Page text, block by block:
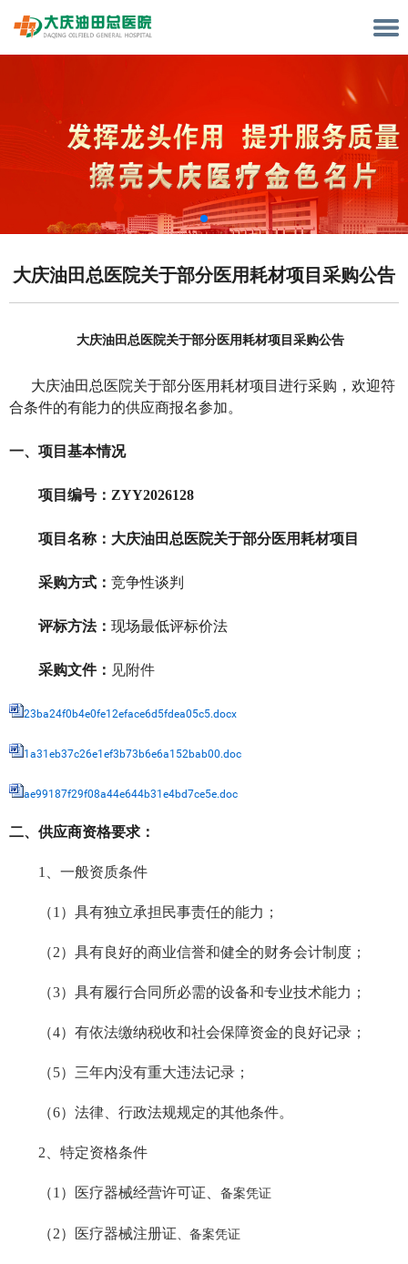
大庆油田总医院关于部分医用耗材项目采购公告
大庆油田总医院关于部分医用耗材项目 采购公告
大庆油田总医院关于部分医用耗材项目 进行采购，欢迎符
合条件的有能力的供应商报名参加。
一、项目基本情况
项目编号： ZYY2026128
项目名称： 大庆油田总医院关于部分医用耗材项目
采购方式： 竞争性谈判
评标方法： 现场最低评标价法
采购文件： 见附件
23ba24f0b4e0fe12eface6d5fdea05c5.docx
1a31eb37c26e1ef3b73b6e6a152bab00.doc
ae99187f29f08a44e644b31e4bd7ce5e.doc
二、供应商资格要求：
1 、一般资质条件
（1）具有独立承担民事责任的能力；
（2）具有良好的商业信誉和健全的财务会计制度；
（3）具有履行合同所必需的设备和专业技术能力；
（4）有依法缴纳税收和社会保障资金的良好记录；
（5）三年内没有重大违法记录；
（6）法律、行政法规规定的其他条件。
2、特定资格条件
（1）医疗器械经营许可证、 备案凭证
（2）医疗器械注册证 、备案凭证